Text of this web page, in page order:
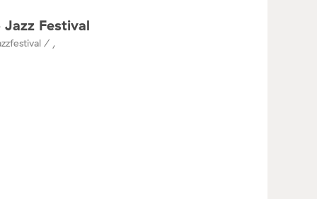
Jazz Festival
/ ,